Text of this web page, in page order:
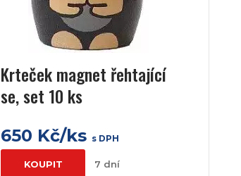
Krteček magnet řehtající
se, set 10 ks
650 Kč/ks s DPH
KOUPIT 7 dní